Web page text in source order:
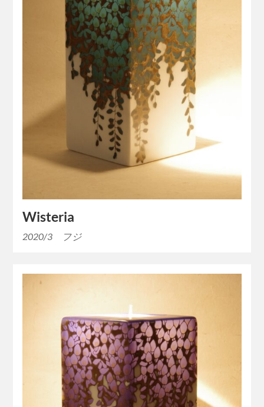
Wisteria
2020/3 フジ